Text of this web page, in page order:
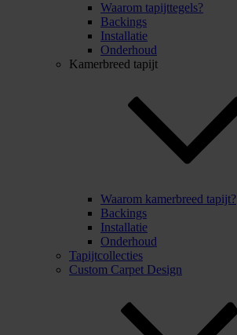
Waarom tapijttegels?
Backings
Installatie
Onderhoud
Kamerbreed tapijt
Waarom kamerbreed tapijt?
Backings
Installatie
Onderhoud
Tapijtcollecties
Custom Carpet Design